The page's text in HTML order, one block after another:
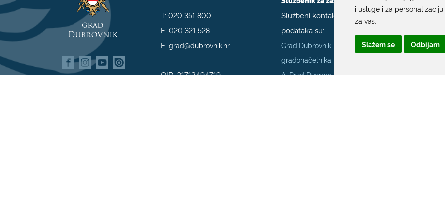
i usluge i za
za vas
Slažem se Odbijam
T:020 351 800
F:020 321 528
E:grad@dubrovnik.hr
OIB: 21712494719
Službeni kontakt podaci službenika za zaštitu
podataka su:
Grad Dubrovnik, Upravni odjel za poslove
gradonačelnika
A: Pred Dvorom 1; E: